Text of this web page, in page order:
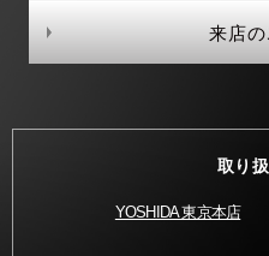
来店
取り
YOSHIDA 東京本店